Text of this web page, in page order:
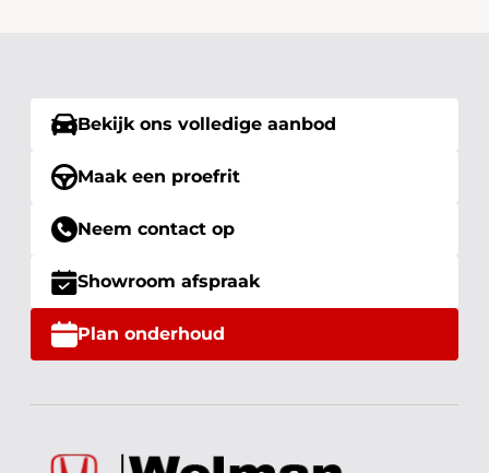
Bekijk ons volledige aanbod
Maak een proefrit
Neem contact op
Showroom afspraak
Plan onderhoud